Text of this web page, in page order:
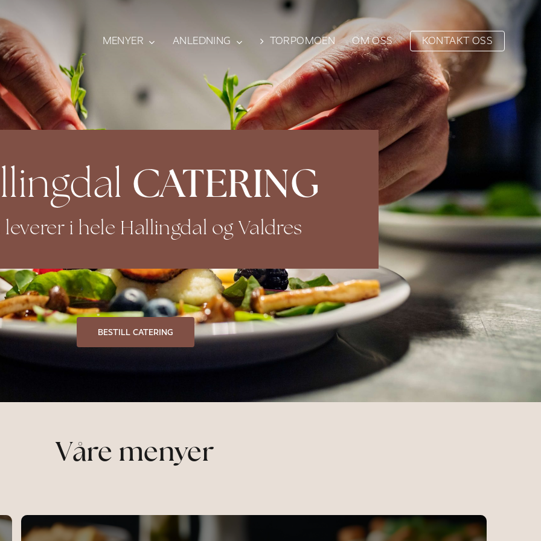
MENYER ANLEDNING TORPOMOEN OM OSS KONTAKT OSS
CATERING
leverer i hele Hallingdal og Valdres
BESTILL CATERING
Våre menyer